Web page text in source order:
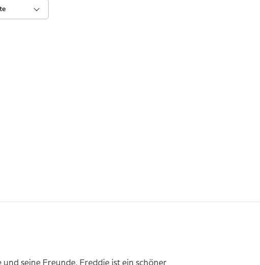
seine Freunde. Freddie ist ein schöner